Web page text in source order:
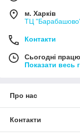
м. Харків
ТЦ
Контакти
Сьогодні
Показати весь
Про нас
Контакти